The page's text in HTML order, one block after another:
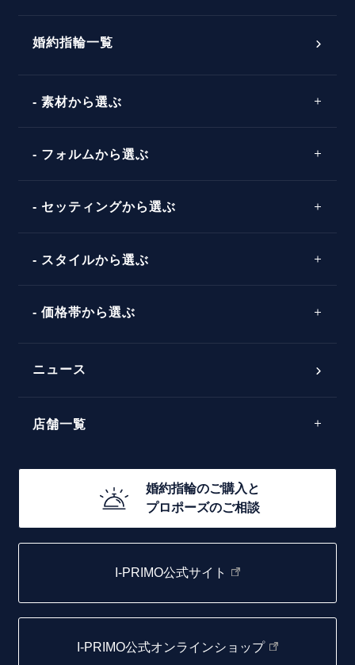
パーフェクトプロポーズリング
婚約指輪マッチング診断
ダイヤモンドの品質とは？
タイミング
言葉
婚約指輪一覧
素材から選ぶ
コンビネーション
フォルムから選ぶ
ストレートライン
セッティングから選ぶ
ソリテール
ラインメレ
スタイルから選ぶ
シンプル
モード
エレガント
価格帯から選ぶ
30万円台～
20万円台～
10万円台～
ニュース
店舗一覧
函館店
取扱店)エヴァンスブライダル 旭川本店
青森店
婚約指輪のご購入と
プロポーズのご相談
I-PRIMO公式サイト
I-PRIMO公式オンラインショップ